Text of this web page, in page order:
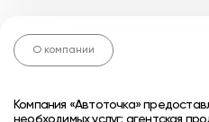
О компании
Компания «Автоточка»
необходимых услуг: агентская